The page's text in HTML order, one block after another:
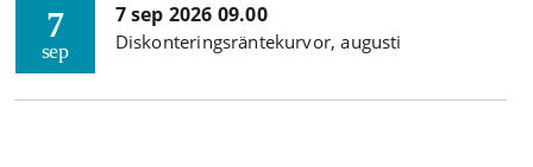
7
sep
7 sep 2026 09.00
Diskonteringsräntekurvor, augusti